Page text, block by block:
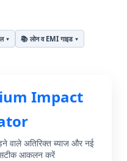
📚 लोन व EMI गाइड
Impact
वाले अतिरिक्त ब्याज और नई
आकलन करें